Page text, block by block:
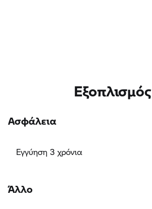
Εξοπλισμός
Ασφάλεια
Εγγύηση 3 χρόνια
Άλλο